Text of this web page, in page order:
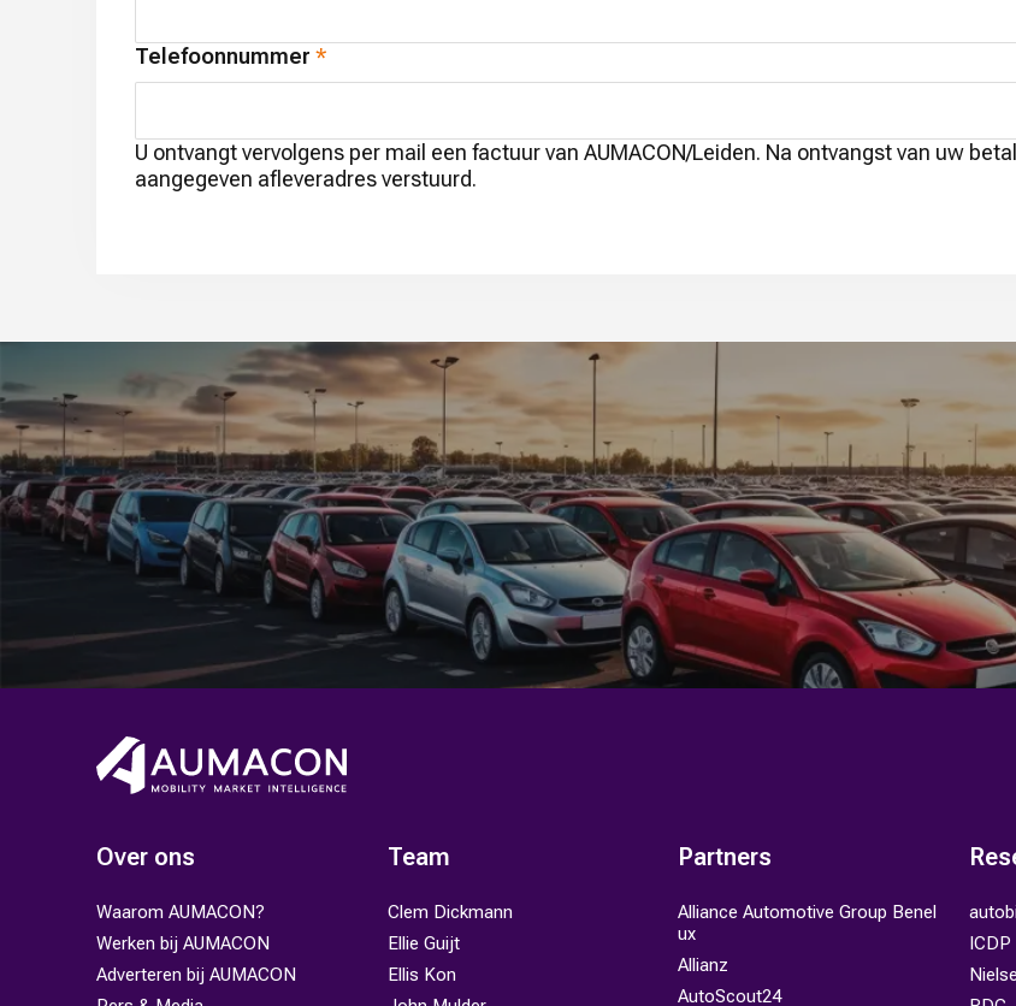
Telefoonnummer
U ontvangt vervolgens per mail een factuur van AUMACON/Leiden. Na ontvangst van uw
aangegeven afleveradres verstuurd.
Over ons
Waarom AUMACON?
Werken bij AUMACON
Adverteren bij AUMACON
Team
Clem Dickmann
Ellie Guijt
Ellis Kon
Partners
Alliance Automotive Group Benel
ux
Allianz
AutoScout24
ICDP